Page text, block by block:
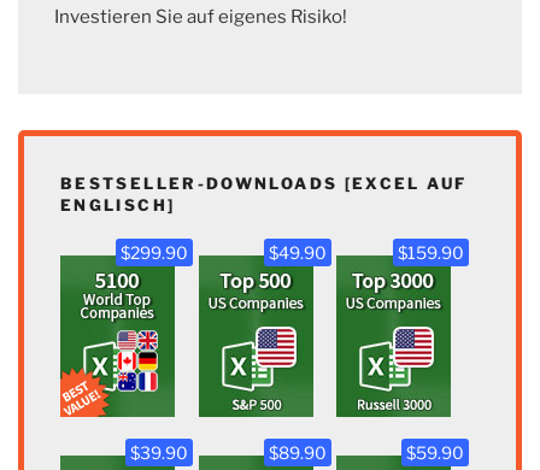
Investieren Sie auf eigenes Risiko!
BESTSELLER-DOWNLOADS [EXCEL AUF
ENGLISCH]
$299.90 $49.90 $159.90
$39.90 $89.90 $59.90